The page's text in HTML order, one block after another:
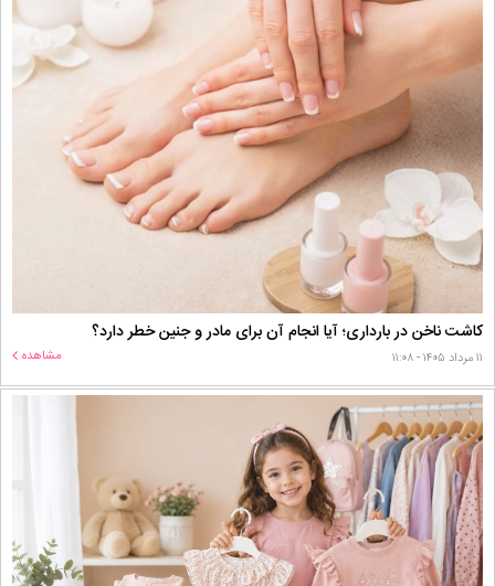
کاشت ناخن در بارداری؛ آیا انجام آن برای مادر و جنین خطر دارد؟
۱۱ مرداد ۱۴۰۵ - ۱۱:۰۸ مشاهده